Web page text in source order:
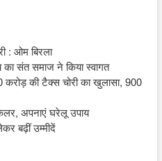
: ओम बिरला
संत समाज ने किया स्वागत
की टैक्स चोरी का खुलासा, 900
अपनाएं घरेलू उपाय
बढ़ीं उम्मीदें